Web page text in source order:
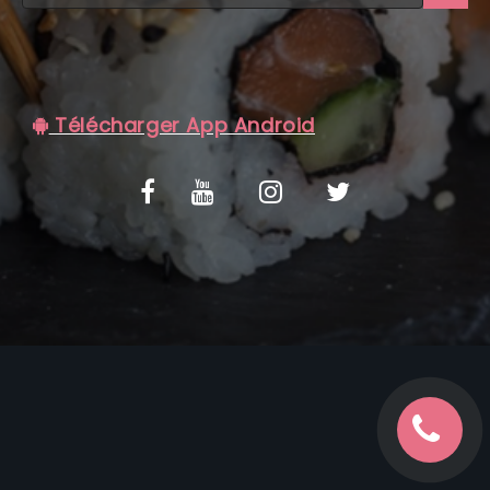
C.G.V
Télécharger App Android